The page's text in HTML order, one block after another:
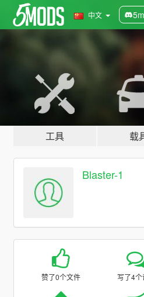
中文
工具 载
Blaster-1
赞了0个文件 写了4